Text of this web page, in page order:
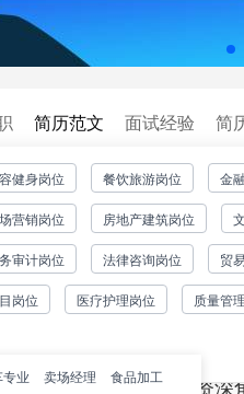
简历范文
健身岗位 餐饮旅游岗位 金
营销岗位 房地产建筑岗位
审计岗位 法律咨询岗位 贸
岗位 医疗护理岗位 质量管
业 卖场经理
食品加工
面试经验 简
戏角色原画师简历如何写
立即创建您的简历游戏角色原画师
今天，一份出色的角色原画师简
告，拥有完整项目数据和量化成..1
194
戏原画师简历怎么写资深